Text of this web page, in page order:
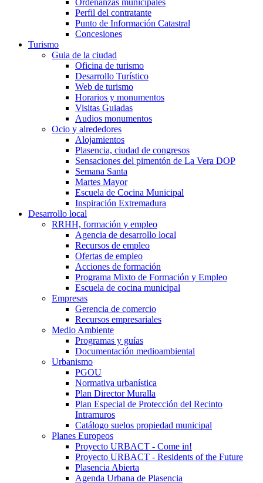
Ordenanzas municipales
Perfil del contratante
Punto de Información Catastral
Concesiones
Turismo
Guia de la ciudad
Oficina de turismo
Desarrollo Turístico
Web de turismo
Horarios y monumentos
Visitas Guiadas
Audios monumentos
Ocio y alrededores
Alojamientos
Plasencia, ciudad de congresos
Sensaciones del pimentón de La Vera DOP
Semana Santa
Martes Mayor
Escuela de Cocina Municipal
Inspiración Extremadura
Desarrollo local
RRHH, formación y empleo
Agencia de desarrollo local
Recursos de empleo
Ofertas de empleo
Acciones de formación
Programa Mixto de Formación y Empleo
Escuela de cocina municipal
Empresas
Gerencia de comercio
Recursos empresariales
Medio Ambiente
Programas y guías
Documentación medioambiental
Urbanismo
PGOU
Normativa urbanística
Plan Director Muralla
Plan Especial de Protección del Recinto
Intramuros
Catálogo suelos propiedad municipal
Planes Europeos
Proyecto URBACT - Come in!
Proyecto URBACT - Residents of the Future
Plasencia Abierta
Agenda Urbana de Plasencia